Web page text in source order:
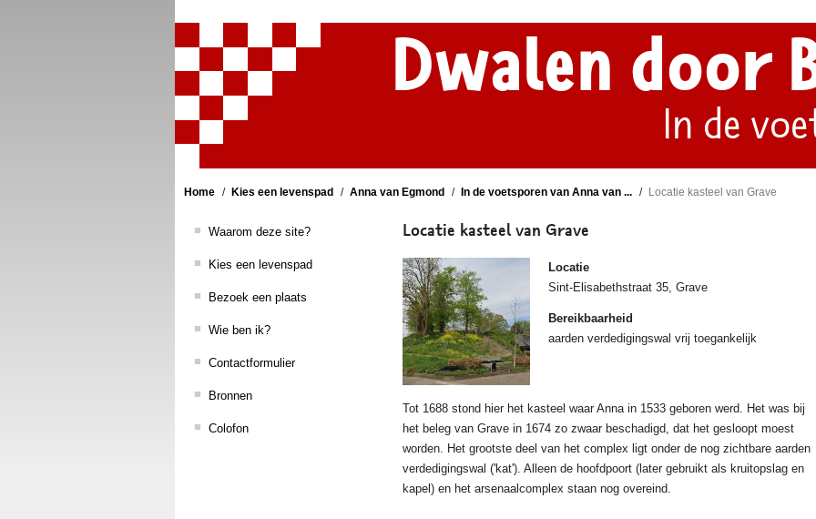
Dwalen door
In de
Home Kies een levenspad Anna van Egmond In de voetsporen van Anna van ... Locatie kasteel van Grave
Waarom deze site?
Kies een levenspad
Bezoek een plaats
Wie ben ik?
Contactformulier
Bronnen
Colofon
Locatie kasteel van Grave
Locatie
Sint-Elisabethstraat 35, Grave
Bereikbaarheid
aarden verdedigingswal vrij toegankelijk
Tot 1688 stond hier het kasteel waar Anna in 1533 geboren werd. Het was bij
het beleg van Grave in 1674 zo zwaar beschadigd, dat het gesloopt moest
worden. Het grootste deel van het complex ligt onder de nog zichtbare aarden
verdedigingswal ('kat'). Alleen de hoofdpoort (later gebruikt als kruitopslag en
kapel) en het arsenaalcomplex staan nog overeind.